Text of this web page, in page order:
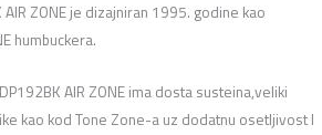
ZONE je dizajniran 1995. godine kao
humbuckera.
AIR ZONE ima dosta susteina,veliki
kao kod Tone Zone-a uz dodatnu osetljivost I